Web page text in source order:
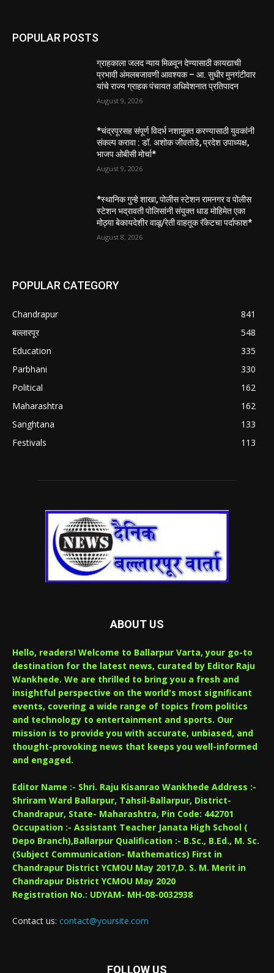
POPULAR POSTS
ग्राहकाला जलद न्याय मिळवून देण्यासाठी कायद्याची
प्रभावी अंमलबजावणी आवश्यक – आ. सुधीर मुनगंटीवार
यांचे राज्य ग्राहक पंचायत अधिवेशनात प्रतिपादन
August 9, 2026
*चंद्रपूरसह संपूर्ण विदर्भ नशामुक्त करण्यासाठी युवकांनी
संकल्प करावा : डॉ. अशोक जीवतोडे, प्रदेश उपाध्यक्ष,
भाजप ओबीसी मोर्चा*
August 9, 2026
*स्थानिक गुन्हे शाखा, पोलीस स्टेशन रामनगर व पोलीस
स्टेशन भद्रावती पोलिसांनी संयुक्त धाड मोहिमेत एका
मोठ्या बेकायदेशीर वाळू/रेती वाहतूक रॅकेटचा पर्दाफाश*
August 8, 2026
POPULAR CATEGORY
Chandrapur
841
बल्लारपूर
548
Education
335
Parbhani
330
Political
162
Maharashtra
162
Sanghtana
133
Festivals
113
ABOUT US
Hello, readers! Welcome to Ballarpur Varta, your go-to
destination for the latest news, curated by Editor Raju
Wankhede. We are thrilled to bring you a fresh and
insightful perspective on the world's most significant
events, covering a wide range of topics from politics
and technology to entertainment and sports. Our
mission is to provide you with accurate, unbiased, and
thought-provoking news that keeps you well-informed
and engaged.
Editor Name :- Shri. Raju Kisanrao Wankhede Address :-
Shriram Ward Ballarpur, Tahsil-Ballarpur, District-
Chandrapur, State- Maharashtra, Pin Code: 442701
Occupation :- Assistant Teacher Janata High School (
Depo Branch),Ballarpur Qualification :- B.Sc., B.Ed., M. Sc.
(Subject Communication- Mathematics) First in
Chandrapur District YCMOU May 2017,D. S. M. Merit in
Chandrapur District YCMOU May 2020
Registration No.: UDYAM- MH-08-0032938
Contact us: contact@yoursite.com
FOLLOW US